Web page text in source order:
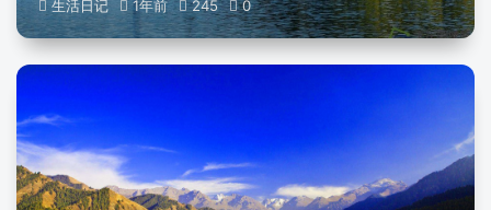
生活日记 1年前 245 0